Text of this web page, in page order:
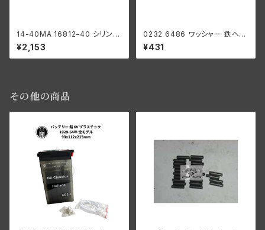
14-40MA 16812-40 シリンダ
ー ヘッド ロングボルト アルミヘ
ッド用 1本 ハーレーダビッドソン
1940-73年 WL UL G ブラック
¥2,153
0232 6486 ワッシャー 鉄ヘッ
ド用 1個 ハーレーダビッドソン 1
946-73年 EL UL WL G パー
カーライズド
¥431
その他の商品